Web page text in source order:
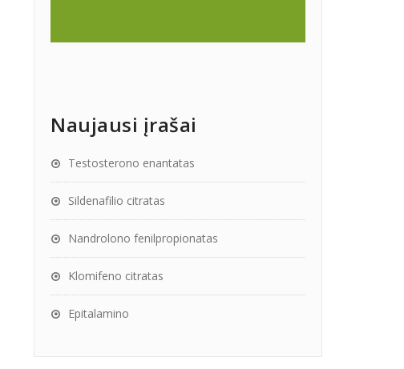
Naujausi įrašai
Testosterono enantatas
Sildenafilio citratas
Nandrolono fenilpropionatas
Klomifeno citratas
Epitalamino